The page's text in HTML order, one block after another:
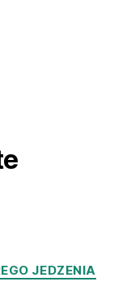
JEDZENIA